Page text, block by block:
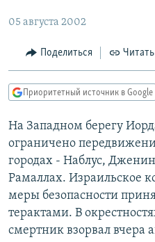
главной
навигации
Вернутся
поиску
IDEL.РЕАЛИИ
КАВКАЗ.РЕАЛИИ
СЕВЕР.РЕАЛИИ
РАСПИСАНИЕ ВЕЩАНИЯ
ПОДПИШИТЕСЬ НА
СОЦИАЛЬНЫЕ СЕТИ
05 августа 2002
Поделиться
Приоритетный источник в Google
На Западном берегу
ограничено
городах - Наблус,
Рамаллах. Израильское
меры безопасности
терактами. В
смертник взорвал вчера